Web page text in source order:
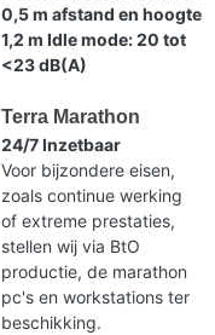
0,5 m afstand en hoogte
1,2 m Idle mode: 20 tot
<23 dB(A)
Terra Marathon
24/7 Inzetbaar
Voor bijzondere eisen,
zoals continue werking
of extreme prestaties,
stellen wij via BtO
productie, de marathon
pc's en workstations ter
beschikking.